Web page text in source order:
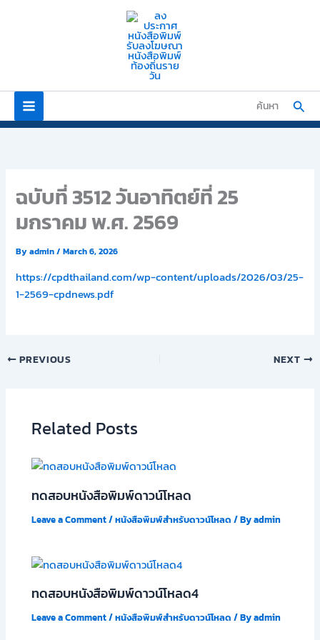
ค้นหา
ฉบับที่ 3512 วันอาทิตย์ที่ 25
มกราคม พ.ศ. 2569
Byadmin/March 6, 2026
https://cpdthailand.com/wp-content/uploads/2026/03/25-
1-2569-cpdnews.pdf
PREVIOUS NEXT
Related Posts
ทดสอบหนังสือพิมพ์ดาวน์โหลด
Leave a Comment/หนังสือพิมพ์สำหรับดาวน์โหลด / Byadmin
ทดสอบหนังสือพิมพ์ดาวน์โหลด4
Leave a Comment/หนังสือพิมพ์สำหรับดาวน์โหลด / Byadmin